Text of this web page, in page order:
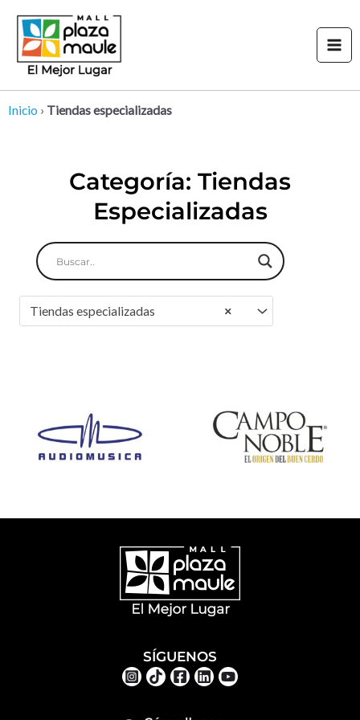
contenido
Inicio › Tiendas especializadas
Categoría: Tiendas
Especializadas
×
Tiendas especializadas
SÍGUENOS